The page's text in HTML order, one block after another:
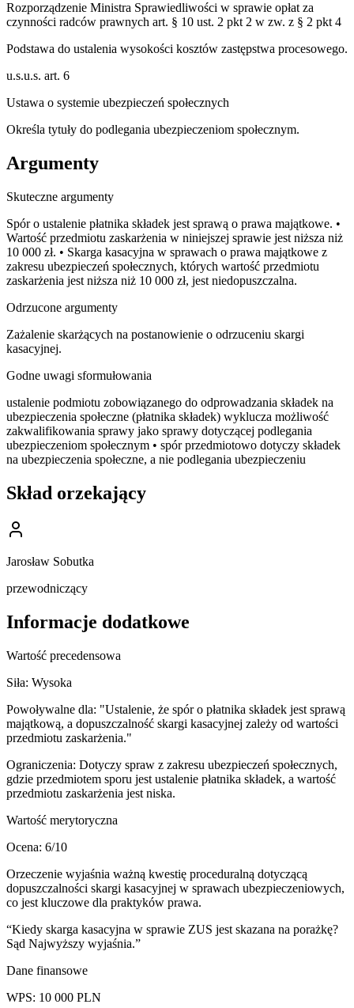
Rozporządzenie Ministra Sprawiedliwości w sprawie opłat za
czynności radców prawnych art. § 10 ust. 2 pkt 2 w zw. z § 2 pkt 4
Podstawa do ustalenia wysokości kosztów zastępstwa procesowego.
u.s.u.s. art. 6
Ustawa o systemie ubezpieczeń społecznych
Określa tytuły do podlegania ubezpieczeniom społecznym.
Argumenty
Skuteczne argumenty
Spór o ustalenie płatnika składek jest sprawą o prawa majątkowe. •
Wartość przedmiotu zaskarżenia w niniejszej sprawie jest niższa niż
10 000 zł. • Skarga kasacyjna w sprawach o prawa majątkowe z
zakresu ubezpieczeń społecznych, których wartość przedmiotu
zaskarżenia jest niższa niż 10 000 zł, jest niedopuszczalna.
Odrzucone argumenty
Zażalenie skarżących na postanowienie o odrzuceniu skargi
kasacyjnej.
Godne uwagi sformułowania
ustalenie podmiotu zobowiązanego do odprowadzania składek na
ubezpieczenia społeczne (płatnika składek) wyklucza możliwość
zakwalifikowania sprawy jako sprawy dotyczącej podlegania
ubezpieczeniom społecznym • spór przedmiotowo dotyczy składek
na ubezpieczenia społeczne, a nie podlegania ubezpieczeniu
Skład orzekający
Jarosław Sobutka
przewodniczący
Informacje dodatkowe
Wartość precedensowa
Siła: Wysoka
Powoływalne dla: "Ustalenie, że spór o płatnika składek jest sprawą
majątkową, a dopuszczalność skargi kasacyjnej zależy od wartości
przedmiotu zaskarżenia."
Ograniczenia: Dotyczy spraw z zakresu ubezpieczeń społecznych,
gdzie przedmiotem sporu jest ustalenie płatnika składek, a wartość
przedmiotu zaskarżenia jest niska.
Wartość merytoryczna
Ocena: 6/10
Orzeczenie wyjaśnia ważną kwestię proceduralną dotyczącą
dopuszczalności skargi kasacyjnej w sprawach ubezpieczeniowych,
co jest kluczowe dla praktyków prawa.
“Kiedy skarga kasacyjna w sprawie ZUS jest skazana na porażkę?
Sąd Najwyższy wyjaśnia.”
Dane finansowe
WPS: 10 000 PLN